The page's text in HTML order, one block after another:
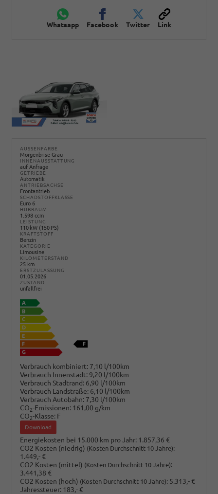
Whatsapp Facebook Twitter Link
AUSSENFARBE
Morgenbrise Grau
INNENAUSSTATTUNG
auf Anfrage
GETRIEBE
Automatik
ANTRIEBSACHSE
Frontantrieb
SCHADSTOFFKLASSE
Euro 6
HUBRAUM
1.598 ccm
LEISTUNG
110 kW (150 PS)
KRAFTSTOFF
Benzin
KATEGORIE
Limousine
KILOMETERSTAND
25 km
ERSTZULASSUNG
01.05.2026
ZUSTAND
unfallfrei
Verbrauch kombiniert: 7,10 l/100km
Verbrauch Innenstadt: 9,20 l/100km
Verbrauch Stadtrand: 6,90 l/100km
Verbrauch Landstraße: 6,10 l/100km
Verbrauch Autobahn: 7,30 l/100km
CO2-Emissionen: 161,00 g/km
CO2-Klasse: F
Download
Energiekosten bei 15.000 km pro Jahr: 1.857,36 €
CO2 Kosten (niedrig) (Kosten Durchschnitt 10 Jahre):
1.449,- €
CO2 Kosten (mittel) (Kosten Durchschnitt 10 Jahre):
3.441,38 €
CO2 Kosten (hoch) (Kosten Durchschnitt 10 Jahre): 5.313,- €
Jahressteuer: 183,- €